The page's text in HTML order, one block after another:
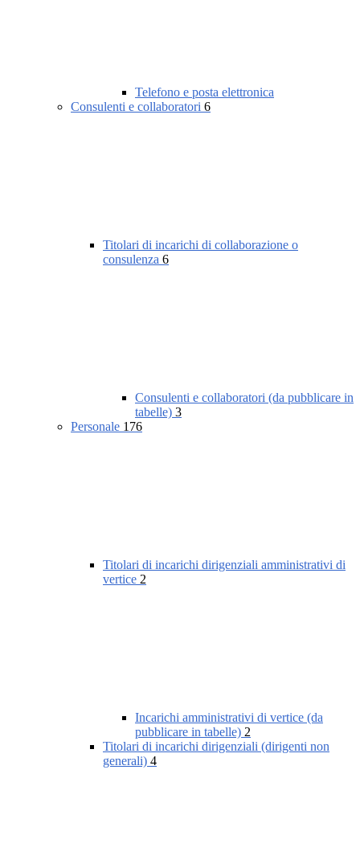
Telefono e posta elettronica
Consulenti e collaboratori 6
Titolari di incarichi di collaborazione o
consulenza 6
Consulenti e collaboratori (da pubblicare in
tabelle) 3
Personale 176
Titolari di incarichi dirigenziali amministrativi di
vertice 2
Incarichi amministrativi di vertice (da
pubblicare in tabelle) 2
Titolari di incarichi dirigenziali (dirigenti non
generali) 4